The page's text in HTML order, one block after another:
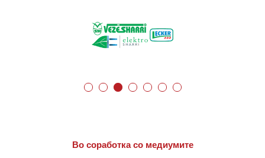
Во соработка со медиумите